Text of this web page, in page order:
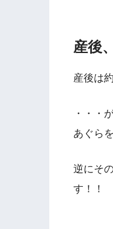
産後
産後は
・・・
あぐら
逆にそ
す！！